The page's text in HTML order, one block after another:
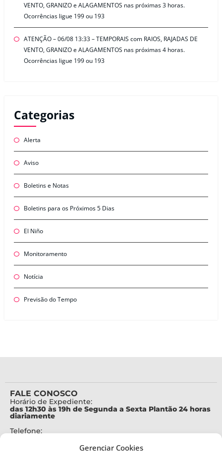
Gerenciar Cookies
VENTO, GRANIZO e ALAGAMENTOS nas próximas 3 horas.
Ocorrências ligue 199 ou 193
ATENÇÃO – 06/08 13:33 – TEMPORAIS com RAIOS, RAJADAS DE
VENTO, GRANIZO e ALAGAMENTOS nas próximas 4 horas.
Ocorrências ligue 199 ou 193
Categorias
Alerta
Aviso
Boletins e Notas
Boletins para os Próximos 5 Dias
El Niño
Monitoramento
Notícia
Previsão do Tempo
FALE CONOSCO
Horário de Expediente:
das 12h30 às 19h de Segunda a Sexta Plantão 24 horas
diariamente
Telefone: